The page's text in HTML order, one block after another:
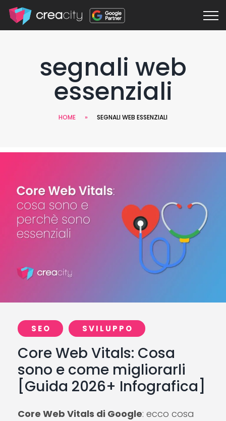
segnali web
essenziali
HOME » SEGNALI WEB ESSENZIALI
SEO SVILUPPO
Core Web Vitals: Cosa
sono e come migliorarli
[Guida 2026+ Infografica]
Core Web Vitals di Google: ecco cosa